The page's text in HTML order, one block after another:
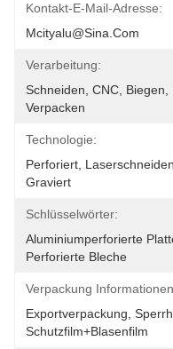
Kontakt-E-Mail-Adresse:
Mcityalu@sina.com
Verarbeitung:
Schneiden, CNC, Biegen,
Verpacken
Technologie:
Perforiert,
Graviert
Schlüsselwörter:
Aluminiumperforierte
Perforierte Bleche
Verpackung
Exportverpackung,
Schutzfilm+Blasenfilm